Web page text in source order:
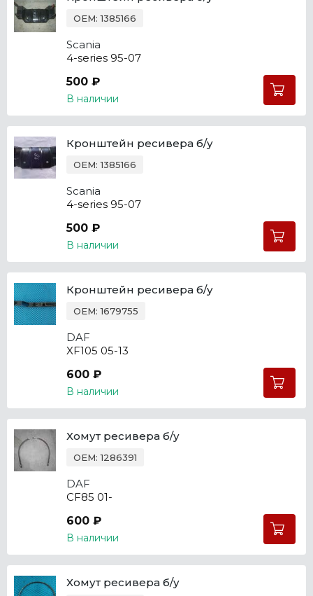
OEM: 1385166
Scania
4-series 95-07
500 ₽
В наличии
Кронштейн ресивера б/у
OEM: 1385166
Scania
4-series 95-07
500 ₽
В наличии
Кронштейн ресивера б/у
OEM: 1679755
DAF
XF105 05-13
600 ₽
В наличии
Хомут ресивера б/у
OEM: 1286391
DAF
CF85 01-
600 ₽
В наличии
Хомут ресивера б/у